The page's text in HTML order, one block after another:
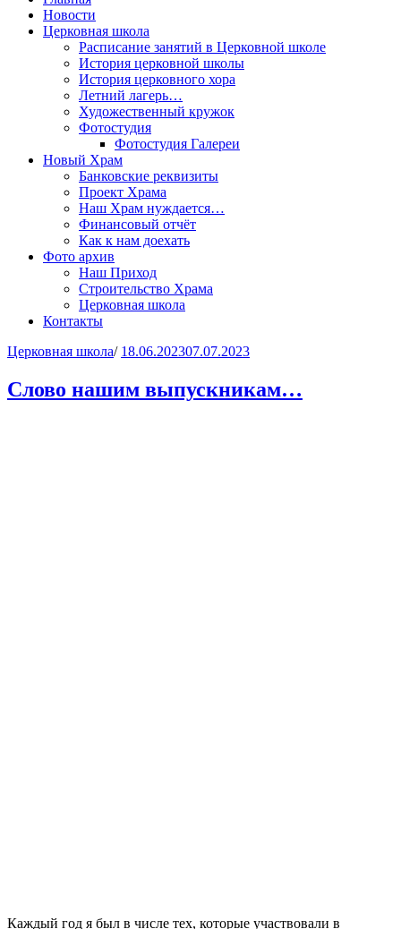
Новости
Церковная школа
Расписание занятий в Церковной школе
История церковной школы
История церковного хора
Летний лагерь…
Художественный кружок
Фотостудия
Фотостудия Галереи
Новый Храм
Банковские реквизиты
Проект Храма
Наш Храм нуждается…
Финансовый отчёт
Как к нам доехать
Фото архив
Наш Приход
Строительство Храма
Церковная школа
Контакты
Церковная школа/ 18.06.202307.07.2023
Слово нашим выпускникам…
Каждый год я был в числе тех, которые участвовали в